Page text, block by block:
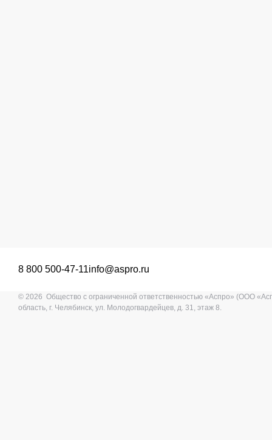
8 800 500-47-11info@aspro.ru
© 2026 Общество с ограниченной ответственностью «Аспро» (ООО
область, г. Челябинск, ул. Молодогвардейцев, д. 31, этаж 8.